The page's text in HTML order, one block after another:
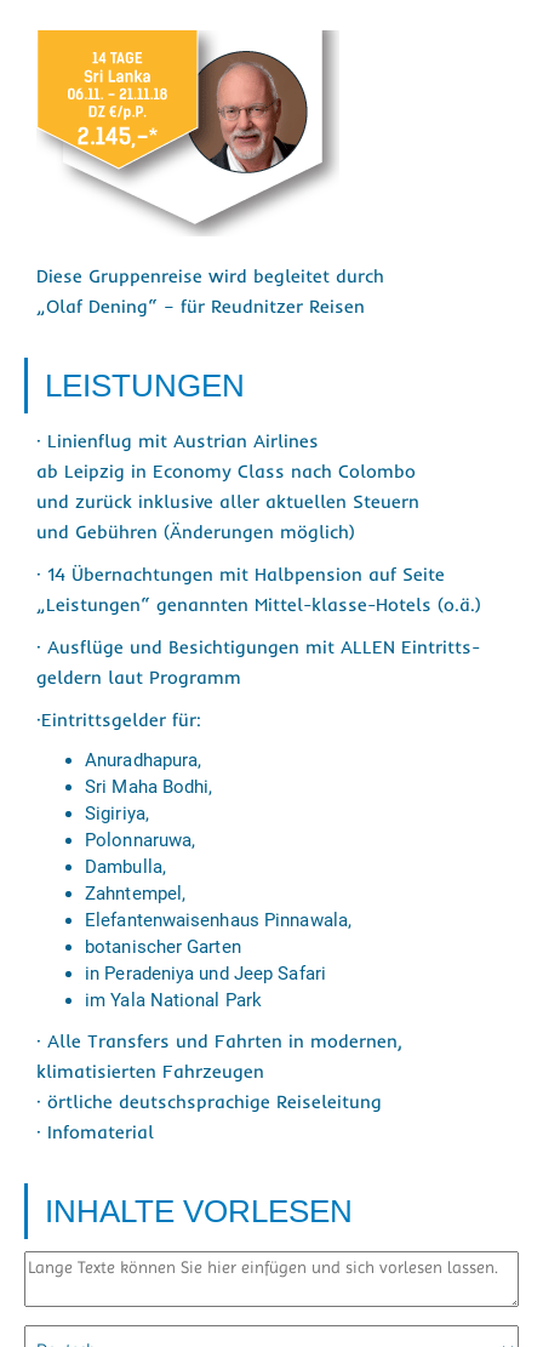
Diese Gruppenreise wird begleitet durch
„Olaf Dening“ – für Reudnitzer Reisen
LEISTUNGEN
· Linienflug mit Austrian Airlines
ab Leipzig in Economy Class nach Colombo
und zurück inklusive aller aktuellen Steuern
und Gebühren (Änderungen möglich)
· 14 Übernachtungen mit Halbpension auf Seite
„Leistungen“ genannten Mittel-klasse-Hotels (o.ä.)
· Ausflüge und Besichtigungen mit ALLEN Eintritts-
geldern laut Programm
·Eintrittsgelder für:
Anuradhapura,
Sri Maha Bodhi,
Sigiriya,
Polonnaruwa,
Dambulla,
Zahntempel,
Elefantenwaisenhaus Pinnawala,
botanischer Garten
in Peradeniya und Jeep Safari
im Yala National Park
· Alle Transfers und Fahrten in modernen,
klimatisierten Fahrzeugen
· örtliche deutschsprachige Reiseleitung
· Infomaterial
INHALTE VORLESEN